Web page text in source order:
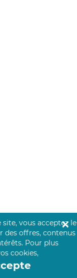
vous acceptez le
des offres, contenus
Pour plus
cookies,
✕